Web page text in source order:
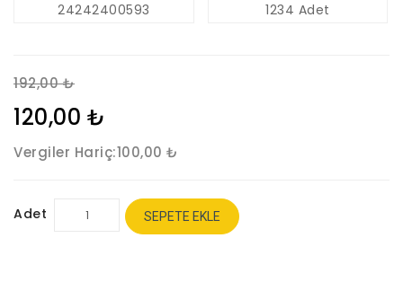
24242400593 1234 Adet
192,00 ₺
120,00 ₺
Vergiler Hariç:100,00 ₺
Adet SEPETE EKLE